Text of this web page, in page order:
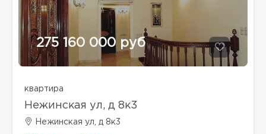
275 160 000 руб
квартира
Нежинская ул, д 8к3
Нежинская ул, д 8к3